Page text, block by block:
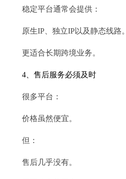
稳定平台通常会提供：
原生IP、独立IP以及静态线路。
更适合长期跨境业务。
4、售后服务必须及时
很多平台：
价格虽然便宜。
但：
售后几乎没有。